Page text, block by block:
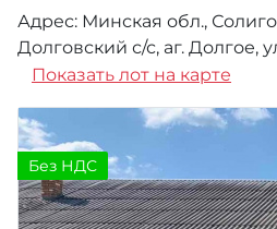
Адрес: Минская обл.,
Долговский с/с, аг. Долгое,
Показать лот на карте
Без НДС